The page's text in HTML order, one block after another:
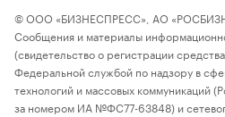
© ООО «БИЗНЕСПРЕСС», АО
Сообщения и материалы
(свидетельство о регистрации
Федеральной службой по надзору в
технологий и массовых коммуникаций
за номером ИА №ФС77-63848) и